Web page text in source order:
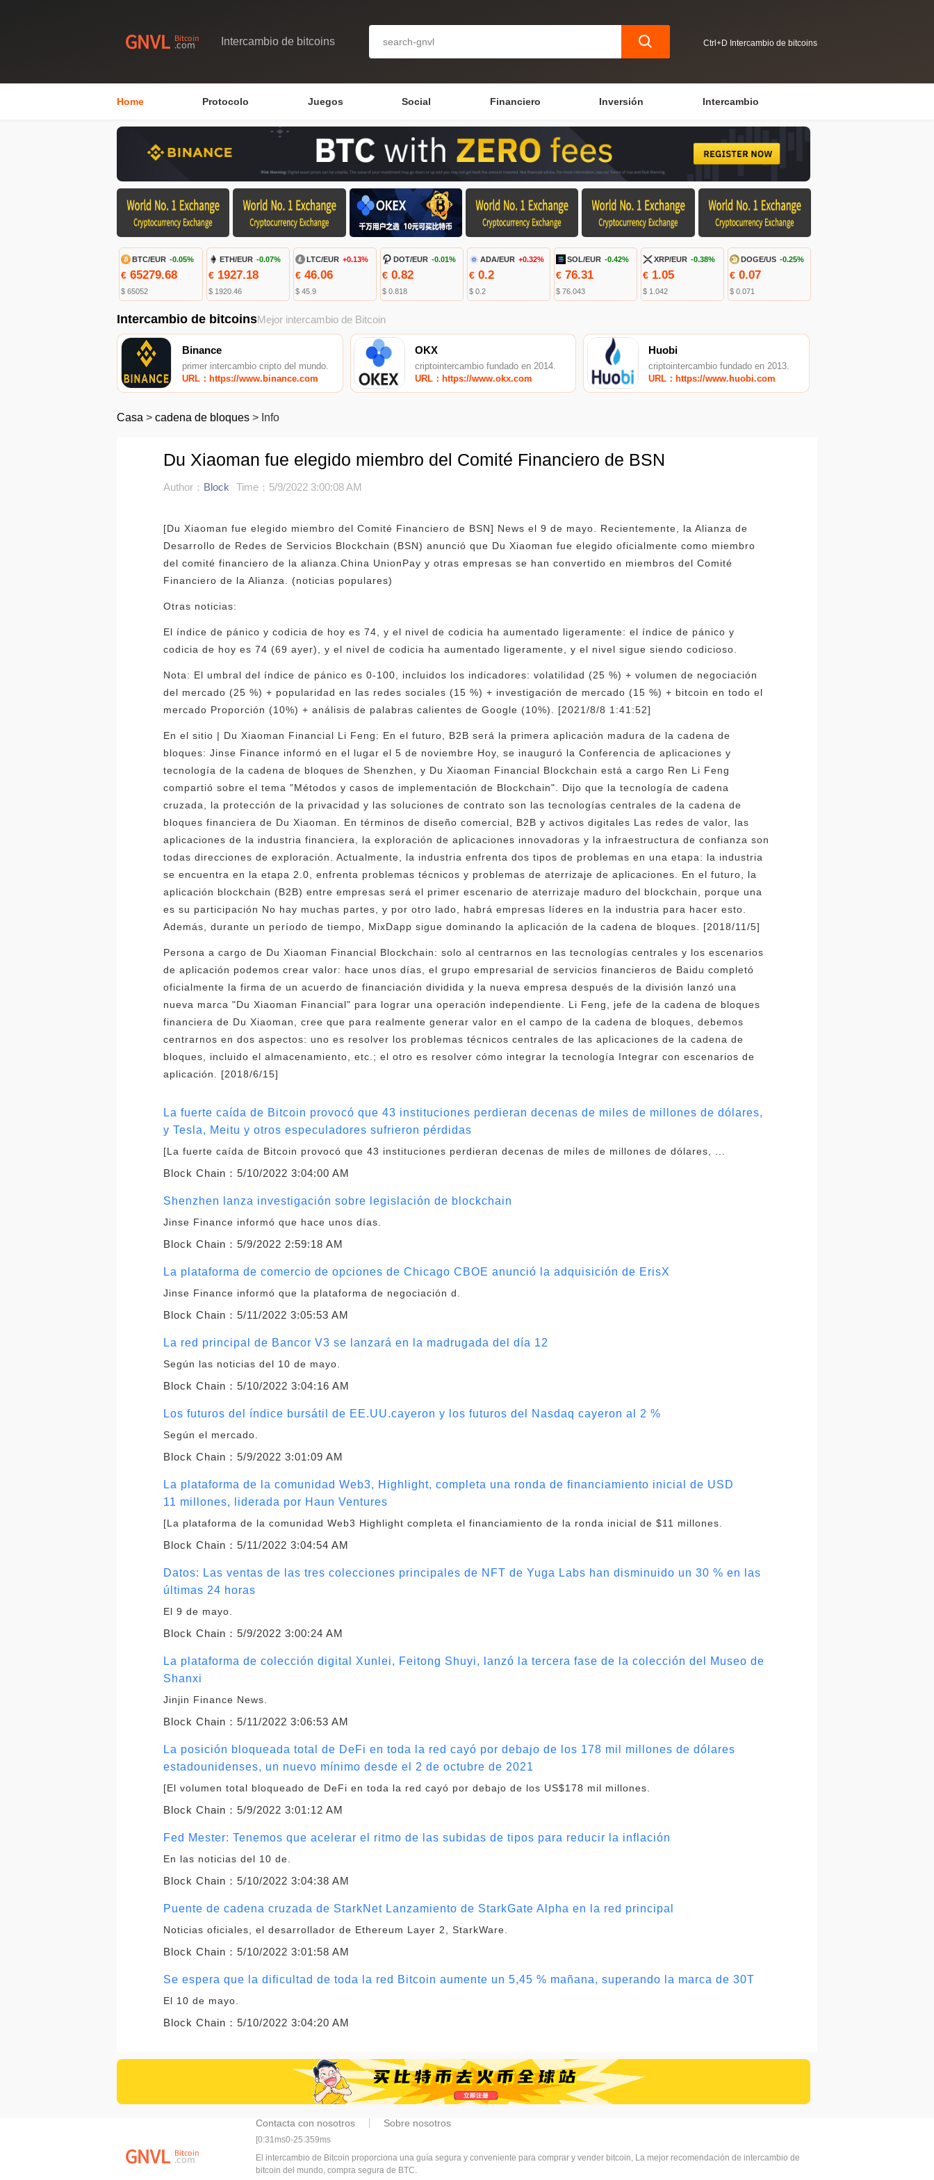
Intercambio de bitcoins Ctrl+D Intercambio de bitcoins
Home Protocolo Juegos Social Financiero Inversión Intercambio
BTC/EUR -0.05%
€ 65279.68
$ 65052
ETH/EUR -0.07%
€1927.18
$ 1920.46
LTC/EUR +0.13%
€46.06
$ 45.9
DOT/EUR -0.01%
€0.82
$ 0.818
ADA/EUR +0.32%
€0.2
$ 0.2
SOL/EUR -0.42%
€ 76.31
$ 76.043
XRP/EUR -0.38%
€ 1.05
$ 1.042
DOGE/US -0.25%
€ 0.07
$ 0.071
Intercambio de bitcoinsMejor intercambio de Bitcoin
Binance
primer intercambio cripto del mundo.
URL：https://www.binance.com
OKX
criptointercambio fundado en 2014.
URL：https://www.okx.com
Huobi
criptointercambio fundado en 2013.
URL：https://www.huobi.com
Casa > cadena de bloques > Info
Du Xiaoman fue elegido miembro del Comité Financiero de BSN
Author： Block Time：5/9/2022 3:00:08 AM
[Du Xiaoman fue elegido miembro del Comité Financiero de BSN] News el 9 de mayo. Recientemente, la Alianza de
Desarrollo de Redes de Servicios Blockchain (BSN) anunció que Du Xiaoman fue elegido oficialmente como miembro
del comité financiero de la alianza.China UnionPay y otras empresas se han convertido en miembros del Comité
Financiero de la Alianza. (noticias populares)
Otras noticias:
El índice de pánico y codicia de hoy es 74, y el nivel de codicia ha aumentado ligeramente: el índice de pánico y
codicia de hoy es 74 (69 ayer), y el nivel de codicia ha aumentado ligeramente, y el nivel sigue siendo codicioso.
Nota: El umbral del índice de pánico es 0-100, incluidos los indicadores: volatilidad (25 %) + volumen de negociación
del mercado (25 %) + popularidad en las redes sociales (15 %) + investigación de mercado (15 %) + bitcoin en todo el
mercado Proporción (10%) + análisis de palabras calientes de Google (10%). [2021/8/8 1:41:52]
En el sitio | Du Xiaoman Financial Li Feng: En el futuro, B2B será la primera aplicación madura de la cadena de
bloques: Jinse Finance informó en el lugar el 5 de noviembre Hoy, se inauguró la Conferencia de aplicaciones y
tecnología de la cadena de bloques de Shenzhen, y Du Xiaoman Financial Blockchain está a cargo Ren Li Feng
compartió sobre el tema "Métodos y casos de implementación de Blockchain". Dijo que la tecnología de cadena
cruzada, la protección de la privacidad y las soluciones de contrato son las tecnologías centrales de la cadena de
bloques financiera de Du Xiaoman. En términos de diseño comercial, B2B y activos digitales Las redes de valor, las
aplicaciones de la industria financiera, la exploración de aplicaciones innovadoras y la infraestructura de confianza son
todas direcciones de exploración. Actualmente, la industria enfrenta dos tipos de problemas en una etapa: la industria
se encuentra en la etapa 2.0, enfrenta problemas técnicos y problemas de aterrizaje de aplicaciones. En el futuro, la
aplicación blockchain (B2B) entre empresas será el primer escenario de aterrizaje maduro del blockchain, porque una
es su participación No hay muchas partes, y por otro lado, habrá empresas líderes en la industria para hacer esto.
Además, durante un período de tiempo, MixDapp sigue dominando la aplicación de la cadena de bloques. [2018/11/5]
Persona a cargo de Du Xiaoman Financial Blockchain: solo al centrarnos en las tecnologías centrales y los escenarios
de aplicación podemos crear valor: hace unos días, el grupo empresarial de servicios financieros de Baidu completó
oficialmente la firma de un acuerdo de financiación dividida y la nueva empresa después de la división lanzó una
nueva marca "Du Xiaoman Financial" para lograr una operación independiente. Li Feng, jefe de la cadena de bloques
financiera de Du Xiaoman, cree que para realmente generar valor en el campo de la cadena de bloques, debemos
centrarnos en dos aspectos: uno es resolver los problemas técnicos centrales de las aplicaciones de la cadena de
bloques, incluido el almacenamiento, etc.; el otro es resolver cómo integrar la tecnología Integrar con escenarios de
aplicación. [2018/6/15]
La fuerte caída de Bitcoin provocó que 43 instituciones perdieran decenas de miles de millones de dólares,
y Tesla, Meitu y otros especuladores sufrieron pérdidas
[La fuerte caída de Bitcoin provocó que 43 instituciones perdieran decenas de miles de millones de dólares, ...
Block Chain：5/10/2022 3:04:00 AM
Shenzhen lanza investigación sobre legislación de blockchain
Jinse Finance informó que hace unos días.
Block Chain：5/9/2022 2:59:18 AM
La plataforma de comercio de opciones de Chicago CBOE anunció la adquisición de ErisX
Jinse Finance informó que la plataforma de negociación d.
Block Chain：5/11/2022 3:05:53 AM
La red principal de Bancor V3 se lanzará en la madrugada del día 12
Según las noticias del 10 de mayo.
Block Chain：5/10/2022 3:04:16 AM
Los futuros del índice bursátil de EE.UU.cayeron y los futuros del Nasdaq cayeron al 2 %
Según el mercado.
Block Chain：5/9/2022 3:01:09 AM
La plataforma de la comunidad Web3, Highlight, completa una ronda de financiamiento inicial de USD
11 millones, liderada por Haun Ventures
[La plataforma de la comunidad Web3 Highlight completa el financiamiento de la ronda inicial de $11 millones.
Block Chain：5/11/2022 3:04:54 AM
Datos: Las ventas de las tres colecciones principales de NFT de Yuga Labs han disminuido un 30 % en las
últimas 24 horas
El 9 de mayo.
Block Chain：5/9/2022 3:00:24 AM
La plataforma de colección digital Xunlei, Feitong Shuyi, lanzó la tercera fase de la colección del Museo de
Shanxi
Jinjin Finance News.
Block Chain：5/11/2022 3:06:53 AM
La posición bloqueada total de DeFi en toda la red cayó por debajo de los 178 mil millones de dólares
estadounidenses, un nuevo mínimo desde el 2 de octubre de 2021
[El volumen total bloqueado de DeFi en toda la red cayó por debajo de los US$178 mil millones.
Block Chain：5/9/2022 3:01:12 AM
Fed Mester: Tenemos que acelerar el ritmo de las subidas de tipos para reducir la inflación
En las noticias del 10 de.
Block Chain：5/10/2022 3:04:38 AM
Puente de cadena cruzada de StarkNet Lanzamiento de StarkGate Alpha en la red principal
Noticias oficiales, el desarrollador de Ethereum Layer 2, StarkWare.
Block Chain：5/10/2022 3:01:58 AM
Se espera que la dificultad de toda la red Bitcoin aumente un 5,45 % mañana, superando la marca de 30T
El 10 de mayo.
Block Chain：5/10/2022 3:04:20 AM
Contacta con nosotros Sobre nosotros
[0:31ms0-25:359ms
El intercambio de Bitcoin proporciona una guía segura y conveniente para comprar y vender bitcoin, La mejor recomendación de intercambio de
bitcoin del mundo, compra segura de BTC.